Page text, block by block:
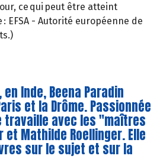
ce qui peut être atteint
: EFSA - Autorité européenne de
Inde, Beena Paradin
et la Drôme. Passionnée
travaille avec les "maîtres
Mathilde Roellinger. Elle
sur le sujet et sur la